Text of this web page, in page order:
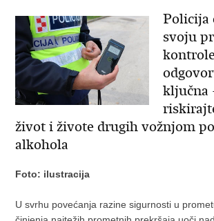
Policija
svoju
ključna
život i živote drugih vožnjom
alkohola
Foto: ilustracija
U svrhu povećanja razine sigurnosti u